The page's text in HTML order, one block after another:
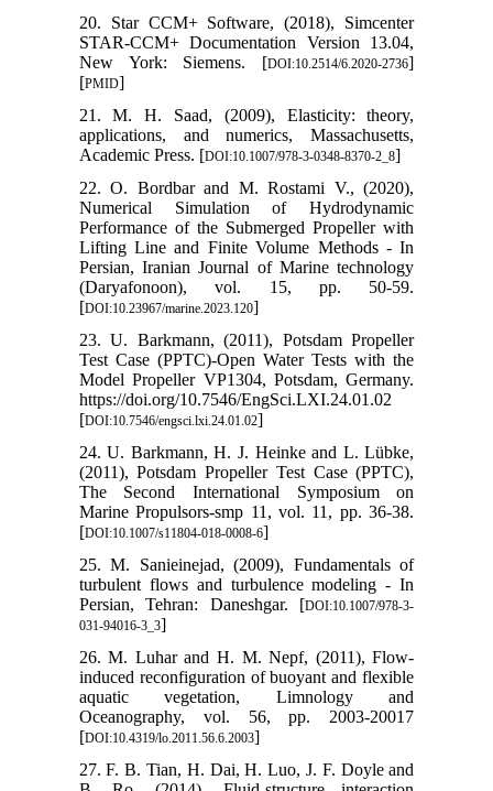
20. Star CCM+ Software, (2018), Simcenter
STAR-CCM+ Documentation Version 13.04,
New York: Siemens. [DOI:10.2514/6.2020-2736]
[PMID]
21. M. H. Saad, (2009), Elasticity: theory,
applications, and numerics, Massachusetts,
Academic Press. [DOI:10.1007/978-3-0348-8370-2_8]
22. O. Bordbar and M. Rostami V., (2020),
Numerical Simulation of Hydrodynamic
Performance of the Submerged Propeller with
Lifting Line and Finite Volume Methods - In
Persian, Iranian Journal of Marine technology
(Daryafonoon), vol. 15, pp. 50-59.
[DOI:10.23967/marine.2023.120]
23. U. Barkmann, (2011), Potsdam Propeller
Test Case (PPTC)-Open Water Tests with the
Model Propeller VP1304, Potsdam, Germany.
https://doi.org/10.7546/EngSci.LXI.24.01.02
[DOI:10.7546/engsci.lxi.24.01.02]
24. U. Barkmann, H. J. Heinke and L. Lübke,
(2011), Potsdam Propeller Test Case (PPTC),
The Second International Symposium on
Marine Propulsors-smp 11, vol. 11, pp. 36-38.
[DOI:10.1007/s11804-018-0008-6]
25. M. Sanieinejad, (2009), Fundamentals of
turbulent flows and turbulence modeling - In
Persian, Tehran: Daneshgar. [DOI:10.1007/978-3-
031-94016-3_3]
26. M. Luhar and H. M. Nepf, (2011), Flow‐
induced reconfiguration of buoyant and flexible
aquatic vegetation, Limnology and
Oceanography, vol. 56, pp. 2003-20017
[DOI:10.4319/lo.2011.56.6.2003]
27. F. B. Tian, H. Dai, H. Luo, J. F. Doyle and